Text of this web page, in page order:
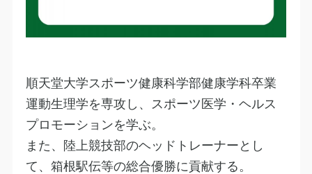
順天堂大学スポーツ健康科学部健康学科卒業
運動生理学を専攻し、スポーツ医学・ヘルス
プロモーションを学ぶ。
​また、陸上競技部のヘッドトレーナーとし
て、箱根駅伝等の総合優勝に貢献する。